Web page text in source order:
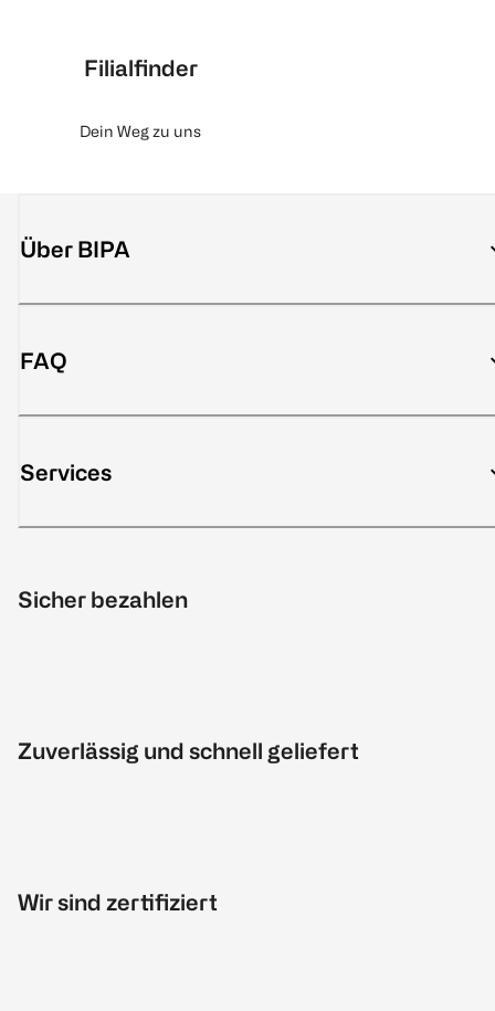
Filialfinder
Dein Weg zu uns
Über BIPA
FAQ
Services
Sicher bezahlen
Zuverlässig und schnell geliefert
Wir sind zertifiziert